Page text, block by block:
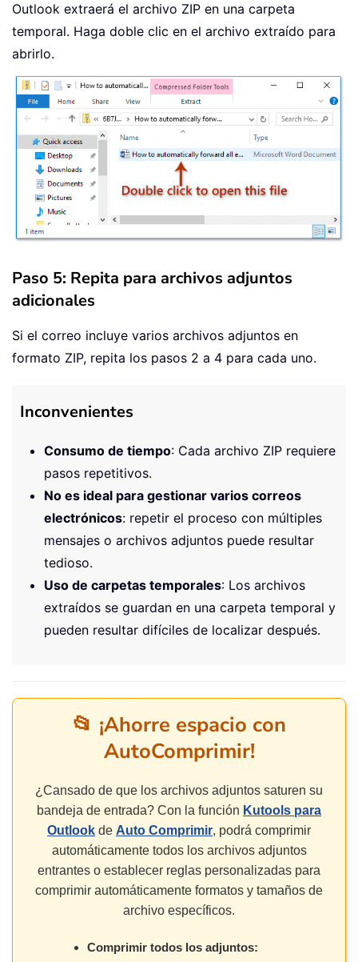
Outlook extraerá el archivo ZIP en una carpeta
temporal. Haga doble clic en el archivo extraído para
abrirlo.
Paso 5: Repita para archivos adjuntos
adicionales
Si el correo incluye varios archivos adjuntos en
formato ZIP, repita los pasos 2 a 4 para cada uno.
Inconvenientes
Consumo de tiempo: Cada archivo ZIP requiere
pasos repetitivos.
No es ideal para gestionar varios correos
electrónicos: repetir el proceso con múltiples
mensajes o archivos adjuntos puede resultar
tedioso.
Uso de carpetas temporales: Los archivos
extraídos se guardan en una carpeta temporal y
pueden resultar difíciles de localizar después.
📂 ¡Ahorre espacio con
AutoComprimir!
¿Cansado de que los archivos adjuntos saturen su
bandeja de entrada? Con la función Kutools para
Outlook de Auto Comprimir, podrá comprimir
automáticamente todos los archivos adjuntos
entrantes o establecer reglas personalizadas para
comprimir automáticamente formatos y tamaños de
archivo específicos.
Comprimir todos los adjuntos: